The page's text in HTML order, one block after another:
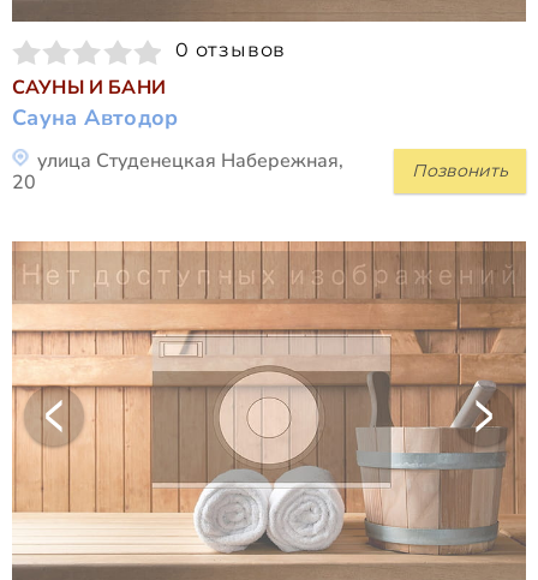
0 отзывов
САУНЫ И БАНИ
Сауна Автодор
Позвонить
улица Студенецкая Набережная,
20